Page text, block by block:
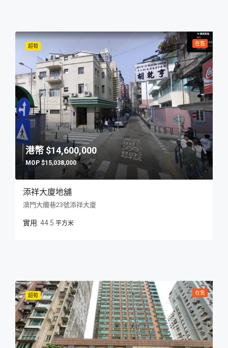
超筍 在售
$14,600,000
$15,038,000
添祥大廈地舖
澳門大纜巷23號添祥大廈
44.5 平方米
超筍 在售